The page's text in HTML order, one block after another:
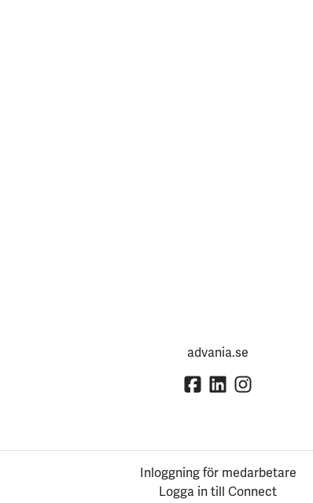
advania.se
Inloggning för medarbetare
Logga in till Connect